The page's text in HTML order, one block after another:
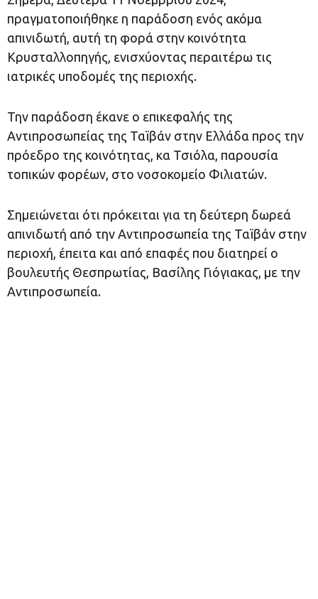
πραγματοποιήθηκε η παράδοση ενός ακόμα
απινιδωτή, αυτή τη φορά στην κοινότητα
Κρυσταλλοπηγής, ενισχύοντας περαιτέρω τις
ιατρικές υποδομές της περιοχής.
Την παράδοση έκανε ο επικεφαλής της
Αντιπροσωπείας της Ταϊβάν στην Ελλάδα προς την
πρόεδρο της κοινότητας, κα Τσιόλα, παρουσία
τοπικών φορέων, στο νοσοκομείο Φιλιατών.
Σημειώνεται ότι πρόκειται για τη δεύτερη δωρεά
απινιδωτή από την Αντιπροσωπεία της Ταϊβάν στην
περιοχή, έπειτα και από επαφές που διατηρεί ο
βουλευτής Θεσπρωτίας, Βασίλης Γιόγιακας, με την
Αντιπροσωπεία.